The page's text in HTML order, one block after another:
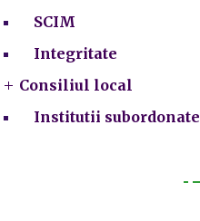
SCIM
Integritate
Consiliul local
Institutii subordonate